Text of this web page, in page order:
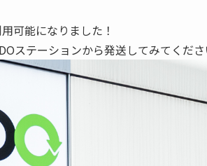
可能になりました！
ステーションから発送してみてくだ